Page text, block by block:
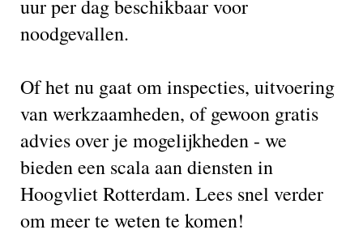
uur per dag beschikbaar voor
noodgevallen.
Of het nu gaat om inspecties, uitvoering
van werkzaamheden, of gewoon gratis
advies over je mogelijkheden - we
bieden een scala aan diensten in
Hoogvliet Rotterdam. Lees snel verder
om meer te weten te komen!